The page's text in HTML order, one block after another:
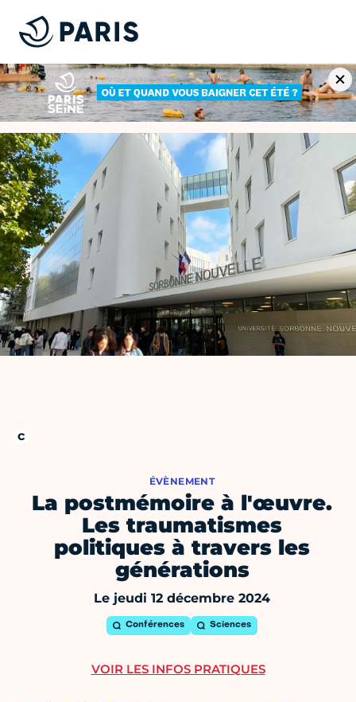
ÉVÈNEMENT
La postmémoire à l'œuvre.
Les traumatismes
politiques à travers les
générations
Le jeudi 12 décembre 2024
Conférences Sciences
VOIR LES INFOS PRATIQUES